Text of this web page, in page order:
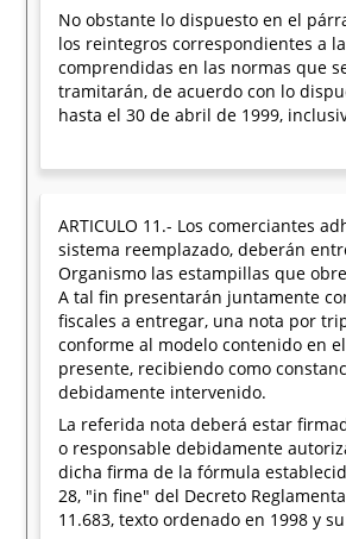
No obstante lo dispuesto en el
los reintegros correspondientes a
comprendidas en las normas que
tramitarán, de acuerdo con lo
hasta el 30 de abril de 1999,
ARTICULO 11.- Los comerciantes
sistema reemplazado, deberán
Organismo las estampillas que
A tal fin presentarán juntamente
fiscales a entregar, una nota por
conforme al modelo contenido en
presente, recibiendo como
debidamente intervenido.
La referida nota deberá estar
o responsable debidamente
dicha firma de la fórmula
28, "in fine" del Decreto
11.683, texto ordenado en 1998 y